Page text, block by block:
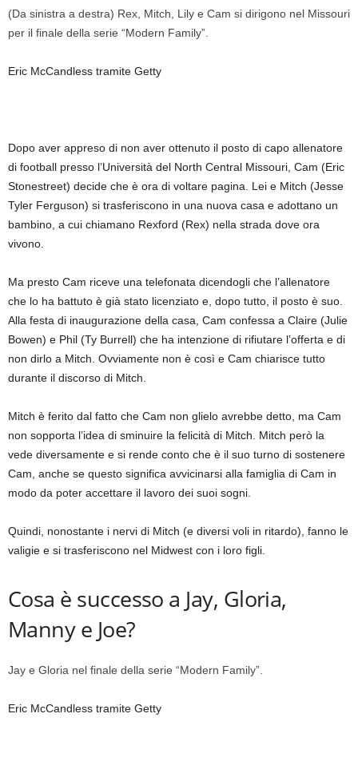
(Da sinistra a destra) Rex, Mitch, Lily e Cam si dirigono nel Missouri
per il finale della serie “Modern Family”.
Eric McCandless tramite Getty
Dopo aver appreso di non aver ottenuto il posto di capo allenatore
di football presso l’Università del North Central Missouri, Cam (Eric
Stonestreet) decide che è ora di voltare pagina. Lei e Mitch (Jesse
Tyler Ferguson) si trasferiscono in una nuova casa e adottano un
bambino, a cui chiamano Rexford (Rex) nella strada dove ora
vivono.
Ma presto Cam riceve una telefonata dicendogli che l’allenatore
che lo ha battuto è già stato licenziato e, dopo tutto, il posto è suo.
Alla festa di inaugurazione della casa, Cam confessa a Claire (Julie
Bowen) e Phil (Ty Burrell) che ha intenzione di rifiutare l’offerta e di
non dirlo a Mitch. Ovviamente non è così e Cam chiarisce tutto
durante il discorso di Mitch.
Mitch è ferito dal fatto che Cam non glielo avrebbe detto, ma Cam
non sopporta l’idea di sminuire la felicità di Mitch. Mitch però la
vede diversamente e si rende conto che è il suo turno di sostenere
Cam, anche se questo significa avvicinarsi alla famiglia di Cam in
modo da poter accettare il lavoro dei suoi sogni.
Quindi, nonostante i nervi di Mitch (e diversi voli in ritardo), fanno le
valigie e si trasferiscono nel Midwest con i loro figli.
Cosa è successo a Jay, Gloria,
Manny e Joe?
Jay e Gloria nel finale della serie “Modern Family”.
Eric McCandless tramite Getty